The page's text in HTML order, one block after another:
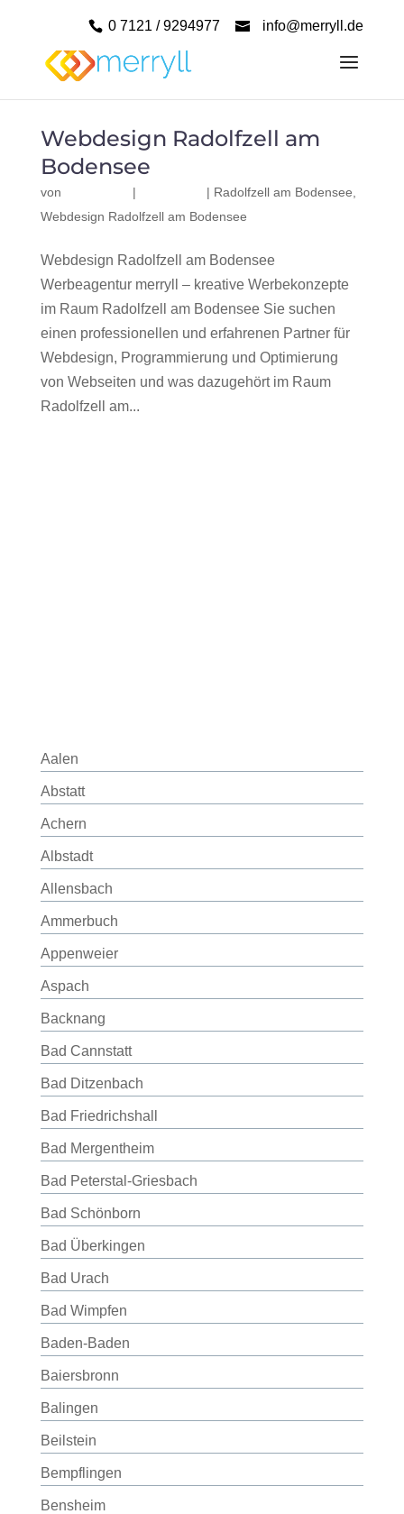
0 7121 / 9294977 info@merryll.de
Webdesign Radolfzell am
Bodensee
von | | Radolfzell am Bodensee
Webdesign Radolfzell am Bodensee
Webdesign Radolfzell am Bodensee
Werbeagentur merryll – kreative Werbekonzepte
im Raum Radolfzell am Bodensee Sie suchen
einen professionellen und erfahrenen Partner für
Webdesign, Programmierung und Optimierung
von Webseiten und was dazugehört im Raum
Radolfzell am...
Aalen
Abstatt
Achern
Albstadt
Allensbach
Ammerbuch
Appenweier
Aspach
Backnang
Bad Cannstatt
Bad Ditzenbach
Bad Friedrichshall
Bad Mergentheim
Bad Peterstal-Griesbach
Bad Schönborn
Bad Überkingen
Bad Urach
Bad Wimpfen
Baden-Baden
Baiersbronn
Balingen
Beilstein
Bempflingen
Bensheim